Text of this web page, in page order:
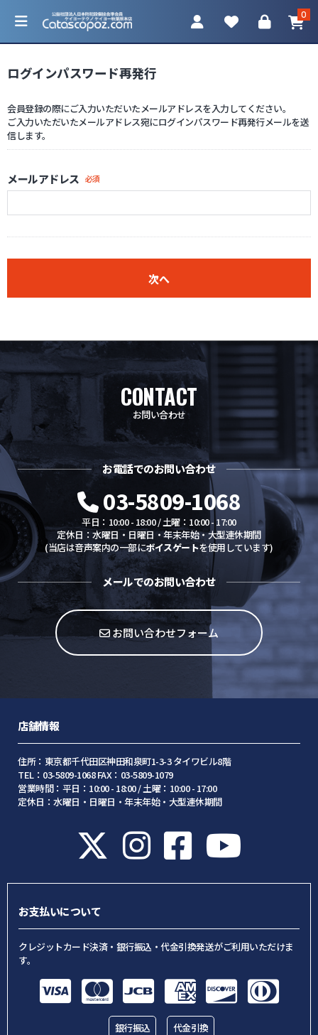
0
ログインパスワード再発行
会員登録の際にご入力いただいたメールアドレスを入力してください。
ご入力いただいたメールアドレス宛にログインパスワード再発行メールを送
信します。
メールアドレス 必須
次へ
CONTACT
お問い合わせ
お電話でのお問い合わせ
03-5809-1068
平日：10:00 - 18:00 / 土曜：10:00 - 17:00
定休日：水曜日・日曜日・年末年始・大型連休期間
(当店は音声案内の一部にボイスゲートを使用しています)
メールでのお問い合わせ
お問い合わせフォーム
店舗情報
住所：東京都千代田区神田和泉町1-3-3 タイワビル8階
TEL：03-5809-1068 FAX：03-5809-1079
営業時間：平日：10:00 - 18:00 / 土曜：10:00 - 17:00
定休日：水曜日・日曜日・年末年始・大型連休期間
お支払いについて
クレジットカード決済・銀行振込・代金引換発送がご利用いただけま
す。
銀行振込 代金引換
レコーダー
アクセサリ
防犯グッズ・その他
カートを見る
新規会員登録
お気に入り
ログイン
ホームに戻る